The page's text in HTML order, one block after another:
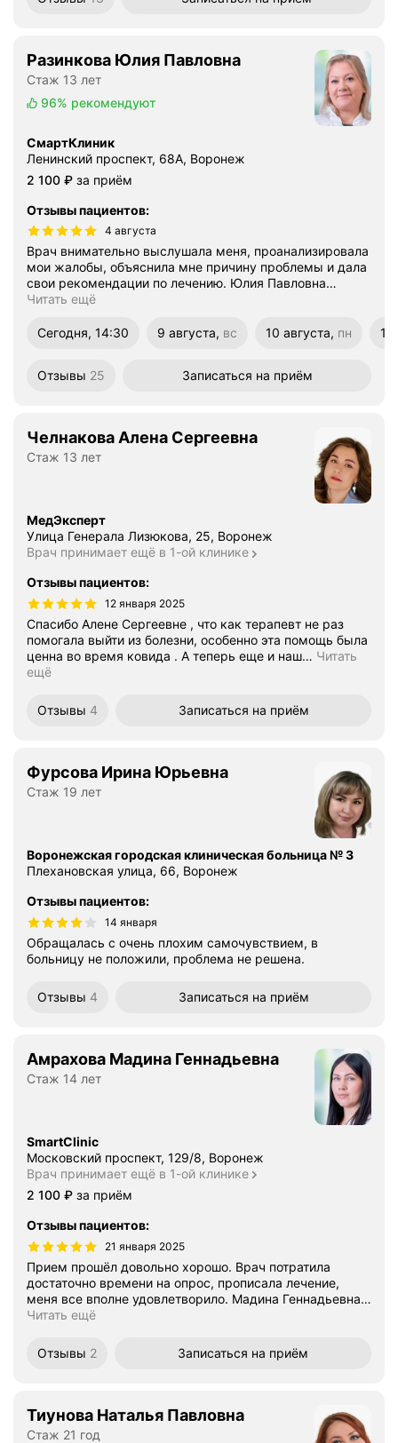
Разинкова Юлия Павловна
Стаж 13 лет
96% рекомендуют
СмартКлиник
Ленинский проспект, 68А, Воронеж
Цена
2100
2 100 ₽ за приём
Отзывы пациентов:
4 августа
Врач внимательно выслушала меня, проанализировала
мои жалобы, объяснила мне причину проблемы и дала
свои рекомендации по лечению. Юлия Павловна…
Читать ещё
Сегодня, 14:30 9 августа, вс
10 августа, пн
14
Отзывы 25 Записаться на приём
Челнакова Алена Сергеевна
Стаж 13 лет
МедЭксперт
Улица Генерала Лизюкова, 25, Воронеж
Врач принимает ещё в 1-ой клинике
Отзывы пациентов:
12 января 2025
Спасибо Алене Сергеевне , что как терапевт не раз
помогала выйти из болезни, особенно эта помощь была
ценна во время ковида . А теперь еще и наш… Читать
ещё
Отзывы 4 Записаться на приём
Фурсова Ирина Юрьевна
Стаж 19 лет
Воронежская городская клиническая больница № 3
Плехановская улица, 66, Воронеж
Отзывы пациентов:
14 января
Обращалась с очень плохим самочувствием, в
больницу не положили, проблема не решена.
Отзывы 4 Записаться на приём
Амрахова Мадина Геннадьевна
Стаж 14 лет
SmartClinic
Московский проспект, 129/8, Воронеж
Врач принимает ещё в 1-ой клинике
Цена
2100
2 100 ₽ за приём
Отзывы пациентов:
21 января 2025
Прием прошёл довольно хорошо. Врач потратила
достаточно времени на опрос, прописала лечение,
меня все вполне удовлетворило. Мадина Геннадьевна…
Читать ещё
Отзывы 2 Записаться на приём
Тиунова Наталья Павловна
Стаж 21 год